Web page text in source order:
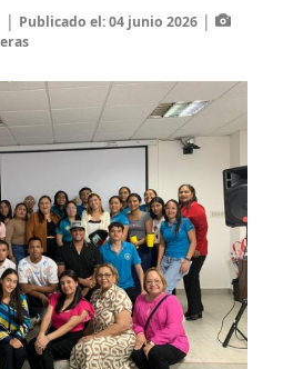
| Publicado el: 04 junio 2026|